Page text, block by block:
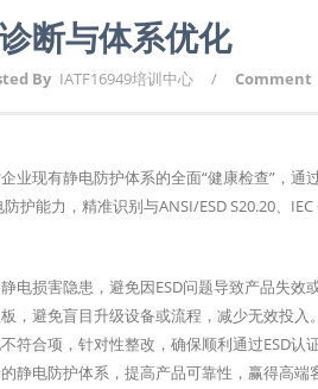
断与体系优化
By IATF16949培训中心 / Comment
业现有静电防护体系的全面“健康检查”，
护能力，精准识别与ANSI/ESD S20.20、
电损害隐患，避免因ESD问题导致产品失效
，避免盲目升级设备或流程，减少无效投入
符合项，针对性整改，确保顺利通过ESD认
静电防护体系，提高产品可靠性，赢得高端